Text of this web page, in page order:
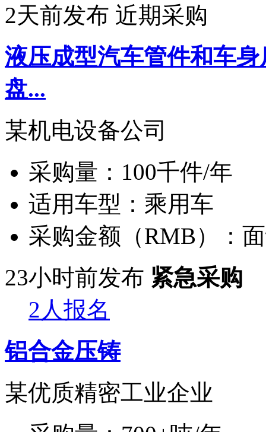
2天前发布 近期采购
液压成型汽车管件和车
盘...
某机电设备公司
采购量： 100千件/年
适用车型： 乘用车
采购金额（RMB）：
23小时前发布 紧急采购
2人报名
铝合金压铸
某优质精密工业企业